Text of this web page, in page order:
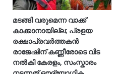
മടങ്ങി വരുമെന്ന വാക്ക്
കാക്കാനായില്ല; പ്രളയ
രക്ഷാപ്രവർത്തകൻ
രാജേഷിന് കണ്ണീരോടെ വിട
നൽകി കേരളം, സംസ്കാരം